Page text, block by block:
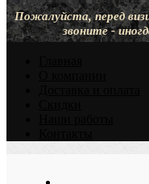
Пожалуйста, перед
звоните -